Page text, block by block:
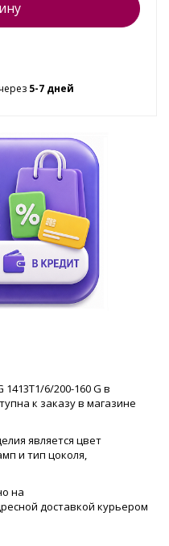
5-7 дней
6/200-160 G в
к заказу в магазине
является цвет
и тип цоколя,
на
доставкой курьером